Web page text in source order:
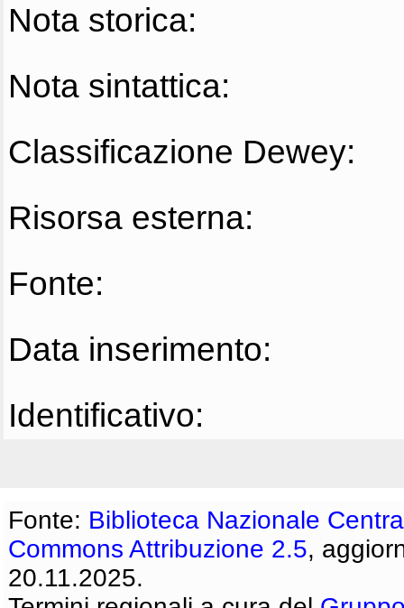
Nota storica:
Nota sintattica:
Classificazione Dewey:
Risorsa esterna:
Fonte:
Data inserimento:
Identificativo:
Fonte: Biblioteca Nazionale
Commons Attribuzione 2.5,
20.11.2025.